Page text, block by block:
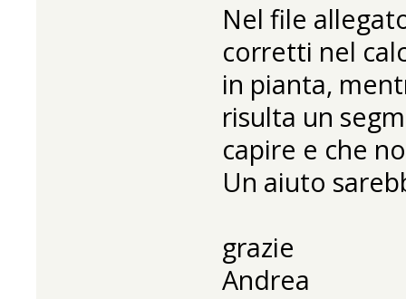
Nel file
corretti nel
in pianta,
risulta un
capire e che
Un aiuto
grazie
Andrea